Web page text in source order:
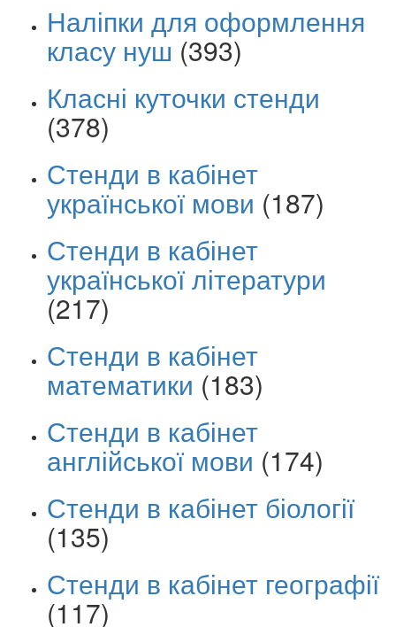
Наліпки для оформлення
класу нуш (393)
Класні куточки стенди
(378)
Стенди в кабінет
української мови (187)
Стенди в кабінет
української літератури
(217)
Стенди в кабінет
математики (183)
Стенди в кабінет
англійської мови (174)
Стенди в кабінет біології
(135)
Стенди в кабінет географії
(117)